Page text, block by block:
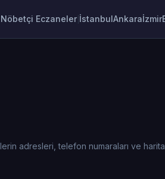
Nöbetçi Eczaneler İstanbulAnkaraİzmir
adresleri, telefon numaraları ve